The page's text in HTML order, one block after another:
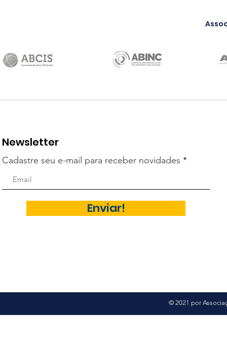
Newsletter
Cadastre seu e-mail para receber novidades
Enviar!
© 2021 por